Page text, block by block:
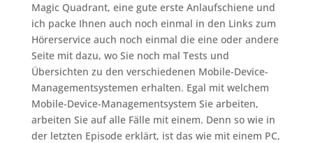
Magic Quadrant, eine gute erste Anlaufschiene und
ich packe Ihnen auch noch einmal in den Links zum
Hörerservice auch noch einmal die eine oder andere
Seite mit dazu, wo Sie noch mal Tests und
Übersichten zu den verschiedenen Mobile-Device-
Managementsystemen erhalten. Egal mit welchem
Mobile-Device-Managementsystem Sie arbeiten,
arbeiten Sie auf alle Fälle mit einem. Denn so wie in
der letzten Episode erklärt, ist das wie mit einem PC,